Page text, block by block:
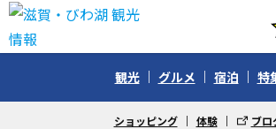
観光 グルメ 宿泊 特
ショッピング 体験 ブロ